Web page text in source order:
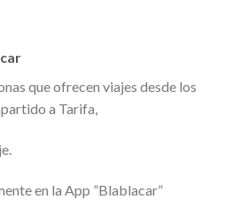
que ofrecen viajes desde los
a Tarifa,
en la App ”Blablacar”